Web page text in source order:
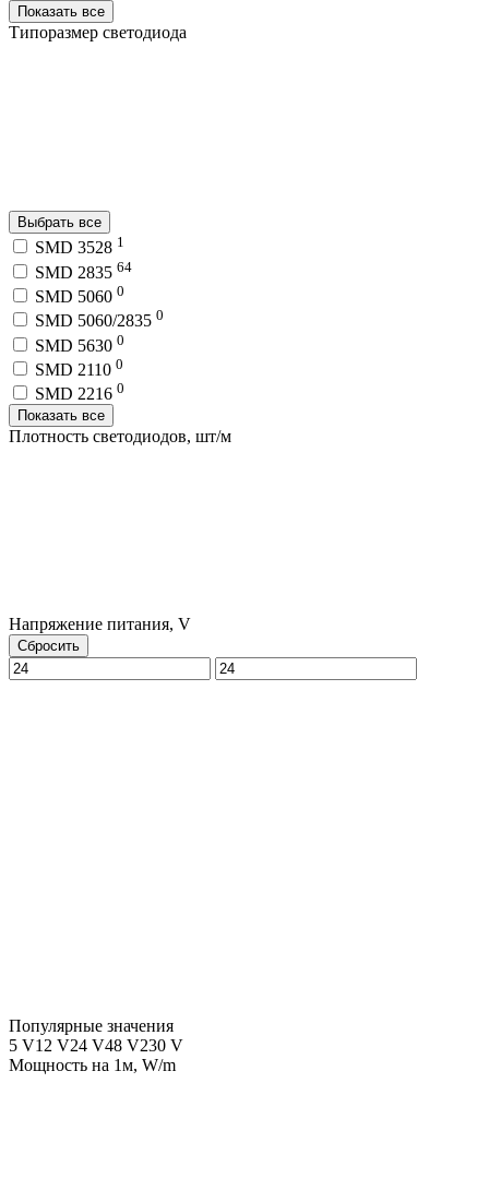
Показать все
Типоразмер светодиода
Выбрать все
SMD 3528 1
SMD 2835 64
SMD 5060 0
SMD 5060/2835 0
SMD 5630 0
SMD 2110 0
SMD 2216 0
Показать все
Плотность светодиодов, шт/м
Напряжение питания, V
Сбросить
Популярные значения
5 V12 V24 V48 V230 V
Мощность на 1м, W/m